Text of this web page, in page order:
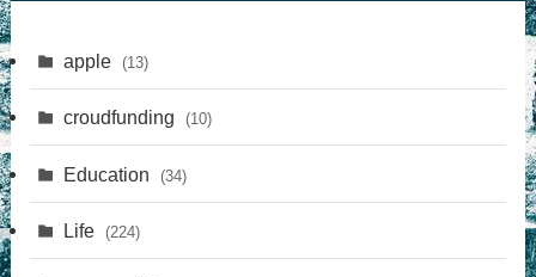
apple (13)
croudfunding (10)
Education (34)
Life (224)